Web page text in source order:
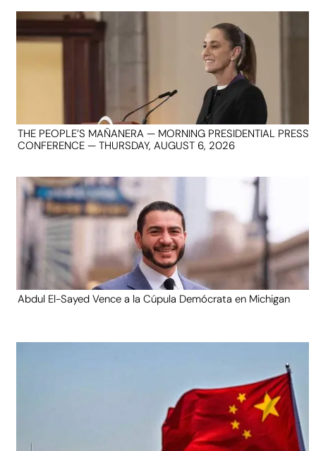
THE PEOPLE’S MAÑANERA — MORNING PRESIDENTIAL PRESS
CONFERENCE — THURSDAY, AUGUST 6, 2026
Abdul El-Sayed Vence a la Cúpula Demócrata en Michigan